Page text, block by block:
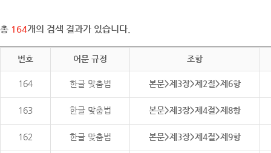
총 164개의 검색 결과가 있습니다.
번호 어문 규정 조항
164 한글 맞춤법 본문>제3장>제2절>제6항
163 한글 맞춤법 본문>제3장>제4절>제8항
162 한글 맞춤법 본문>제3장>제4절>제9항